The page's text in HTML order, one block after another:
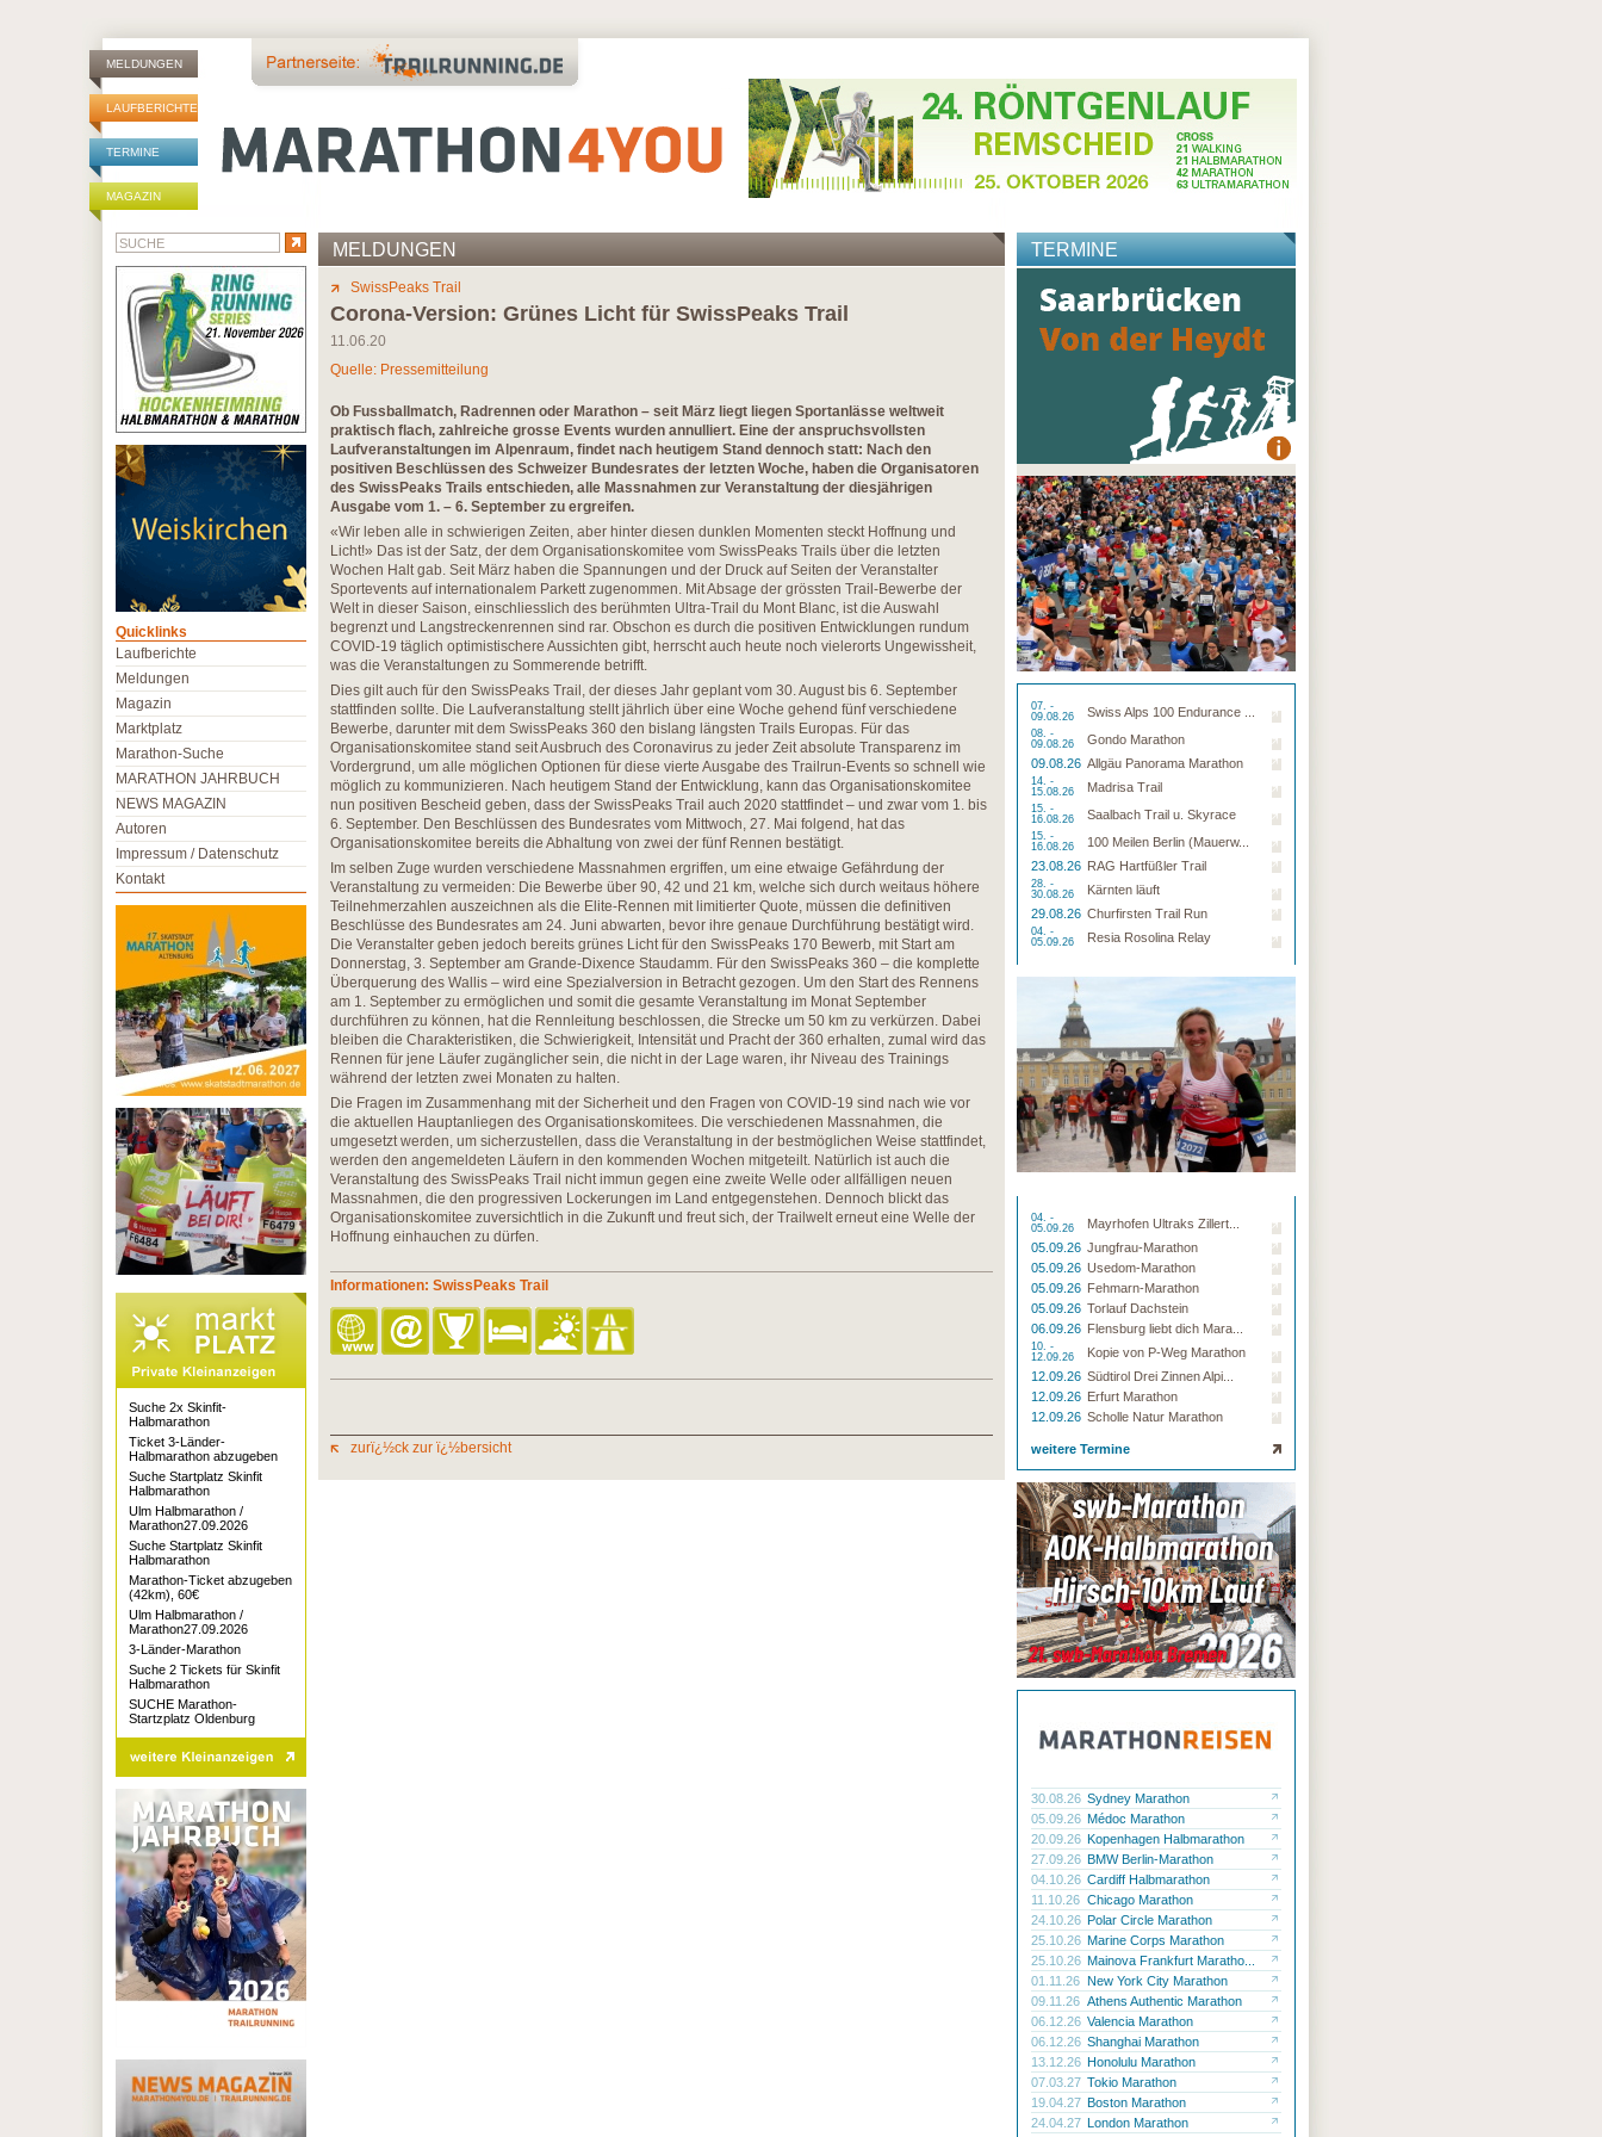
MELDUNGEN
LAUFBERICHTE
TERMINE
MAGAZIN
MELDUNGEN
SwissPeaks Trail
Corona-Version: Grünes Licht für SwissPeaks Trail
11.06.20
Quelle: Pressemitteilung
Ob Fussballmatch, Radrennen oder Marathon – seit März liegt liegen Sportanlässe weltweit
praktisch flach, zahlreiche grosse Events wurden annulliert. Eine der anspruchsvollsten
Laufveranstaltungen im Alpenraum, findet nach heutigem Stand dennoch statt: Nach den
positiven Beschlüssen des Schweizer Bundesrates der letzten Woche, haben die Organisatoren
des SwissPeaks Trails entschieden, alle Massnahmen zur Veranstaltung der diesjährigen
Ausgabe vom 1. – 6. September zu ergreifen.
«Wir leben alle in schwierigen Zeiten, aber hinter diesen dunklen Momenten steckt Hoffnung und
Licht!» Das ist der Satz, der dem Organisationskomitee vom SwissPeaks Trails über die letzten
Wochen Halt gab. Seit März haben die Spannungen und der Druck auf Seiten der Veranstalter
Sportevents auf internationalem Parkett zugenommen. Mit Absage der grössten Trail-Bewerbe der
Welt in dieser Saison, einschliesslich des berühmten Ultra-Trail du Mont Blanc, ist die Auswahl
begrenzt und Langstreckenrennen sind rar. Obschon es durch die positiven Entwicklungen rundum
COVID-19 täglich optimistischere Aussichten gibt, herrscht auch heute noch vielerorts Ungewissheit,
was die Veranstaltungen zu Sommerende betrifft.
Dies gilt auch für den SwissPeaks Trail, der dieses Jahr geplant vom 30. August bis 6. September
stattfinden sollte. Die Laufveranstaltung stellt jährlich über eine Woche gehend fünf verschiedene
Bewerbe, darunter mit dem SwissPeaks 360 den bislang längsten Trails Europas. Für das
Organisationskomitee stand seit Ausbruch des Coronavirus zu jeder Zeit absolute Transparenz im
Vordergrund, um alle möglichen Optionen für diese vierte Ausgabe des Trailrun-Events so schnell wie
möglich zu kommunizieren. Nach heutigem Stand der Entwicklung, kann das Organisationskomitee
nun positiven Bescheid geben, dass der SwissPeaks Trail auch 2020 stattfindet – und zwar vom 1. bis
6. September. Den Beschlüssen des Bundesrates vom Mittwoch, 27. Mai folgend, hat das
Organisationskomitee bereits die Abhaltung von zwei der fünf Rennen bestätigt.
Im selben Zuge wurden verschiedene Massnahmen ergriffen, um eine etwaige Gefährdung der
Veranstaltung zu vermeiden: Die Bewerbe über 90, 42 und 21 km, welche sich durch weitaus höhere
Teilnehmerzahlen auszeichnen als die Elite-Rennen mit limitierter Quote, müssen die definitiven
Beschlüsse des Bundesrates am 24. Juni abwarten, bevor ihre genaue Durchführung bestätigt wird.
Die Veranstalter geben jedoch bereits grünes Licht für den SwissPeaks 170 Bewerb, mit Start am
Donnerstag, 3. September am Grande-Dixence Staudamm. Für den SwissPeaks 360 – die komplette
Überquerung des Wallis – wird eine Spezialversion in Betracht gezogen. Um den Start des Rennens
am 1. September zu ermöglichen und somit die gesamte Veranstaltung im Monat September
durchführen zu können, hat die Rennleitung beschlossen, die Strecke um 50 km zu verkürzen. Dabei
bleiben die Charakteristiken, die Schwierigkeit, Intensität und Pracht der 360 erhalten, zumal wird das
Rennen für jene Läufer zugänglicher sein, die nicht in der Lage waren, ihr Niveau des Trainings
während der letzten zwei Monaten zu halten.
Die Fragen im Zusammenhang mit der Sicherheit und den Fragen von COVID-19 sind nach wie vor
die aktuellen Hauptanliegen des Organisationskomitees. Die verschiedenen Massnahmen, die
umgesetzt werden, um sicherzustellen, dass die Veranstaltung in der bestmöglichen Weise stattfindet,
werden den angemeldeten Läufern in den kommenden Wochen mitgeteilt. Natürlich ist auch die
Veranstaltung des SwissPeaks Trail nicht immun gegen eine zweite Welle oder allfälligen neuen
Massnahmen, die den progressiven Lockerungen im Land entgegenstehen. Dennoch blickt das
Organisationskomitee zuversichtlich in die Zukunft und freut sich, der Trailwelt erneut eine Welle der
Hoffnung einhauchen zu dürfen.
Informationen: SwissPeaks Trail
zurï¿½ck zur ï¿½bersicht
TERMINE
07. -
09.08.26
Swiss Alps 100 Endurance ...
08. -
09.08.26
Gondo Marathon
09.08.26 Allgäu Panorama Marathon
14. -
15.08.26
Madrisa Trail
15. -
16.08.26
Saalbach Trail u. Skyrace
15. -
16.08.26
100 Meilen Berlin (Mauerw...
23.08.26 RAG Hartfüßler Trail
28. -
30.08.26
Kärnten läuft
29.08.26 Churfirsten Trail Run
04. -
05.09.26
Resia Rosolina Relay
04. -
05.09.26
Mayrhofen Ultraks Zillert...
05.09.26 Jungfrau-Marathon
05.09.26 Usedom-Marathon
05.09.26 Fehmarn-Marathon
05.09.26 Torlauf Dachstein
06.09.26 Flensburg liebt dich Mara...
10. -
12.09.26
Kopie von P-Weg Marathon
12.09.26 Südtirol Drei Zinnen Alpi...
12.09.26 Erfurt Marathon
12.09.26 Scholle Natur Marathon
weitere Termine
30.08.26 Sydney Marathon
05.09.26 Médoc Marathon
20.09.26 Kopenhagen Halbmarathon
27.09.26 BMW Berlin-Marathon
04.10.26 Cardiff Halbmarathon
11.10.26 Chicago Marathon
24.10.26 Polar Circle Marathon
25.10.26 Marine Corps Marathon
25.10.26 Mainova Frankfurt Maratho...
01.11.26 New York City Marathon
09.11.26 Athens Authentic Marathon
06.12.26 Valencia Marathon
06.12.26 Shanghai Marathon
13.12.26 Honolulu Marathon
07.03.27 Tokio Marathon
19.04.27 Boston Marathon
24.04.27 London Marathon
Quicklinks
Laufberichte
Meldungen
Magazin
Marktplatz
Marathon-Suche
MARATHON JAHRBUCH
NEWS MAGAZIN
Autoren
Impressum / Datenschutz
Kontakt
Suche 2x Skinfit-
Halbmarathon
Ticket 3-Länder-
Halbmarathon abzugeben
Suche Startplatz Skinfit
Halbmarathon
Ulm Halbmarathon /
Marathon27.09.2026
Suche Startplatz Skinfit
Halbmarathon
Marathon-Ticket abzugeben
(42km), 60€
Ulm Halbmarathon /
Marathon27.09.2026
3-Länder-Marathon
Suche 2 Tickets für Skinfit
Halbmarathon
SUCHE Marathon-
Startzplatz Oldenburg